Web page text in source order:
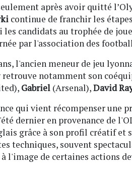
après avoir quitté
continue de franchir les
candidats au trophée de
par l'association des
l'ancien meneur de jeu
notamment son
Gabriel (Arsenal),David
qui vient récompenser
dernier en provenance de
grâce à son profil créatif et
techniques, souvent
l'image de certaines actions